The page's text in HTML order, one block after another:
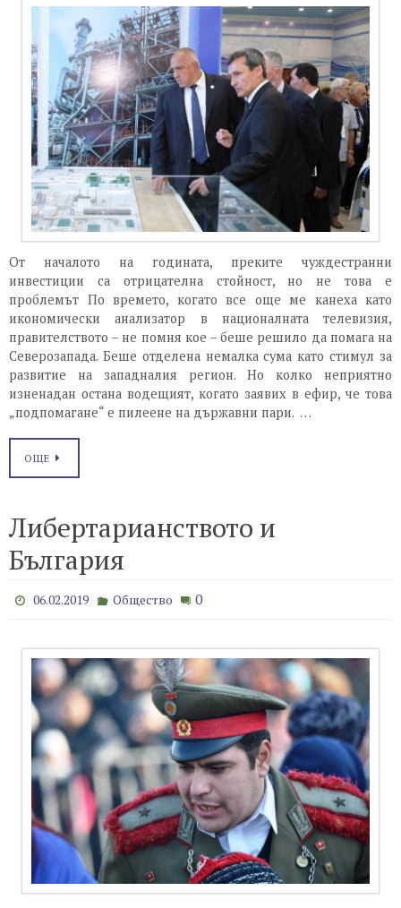
От началото на годината, преките чуждестранни
инвестиции са отрицателна стойност, но не това е
проблемът По времето, когато все още ме канеха като
икономически анализатор в националната телевизия,
правителството – не помня кое – беше решило да помага на
Северозапада. Беше отделена немалка сума като стимул за
развитие на западналия регион. Но колко неприятно
изненадан остана водещият, когато заявих в ефир, че това
„подпомагане“ е пилеене на държавни пари. …
ОЩЕ
Либертарианството и
България
06.02.2019 Общество 0